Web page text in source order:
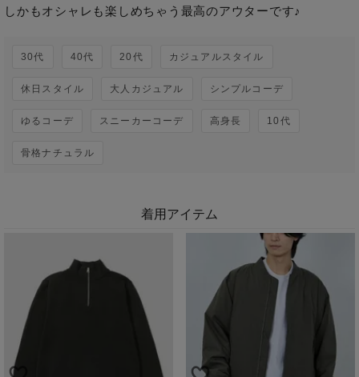
しかもオシャレも楽しめちゃう最高のアウターです♪
30代 40代 20代 カジュアルスタイル
休日スタイル 大人カジュアル シンプルコーデ
ゆるコーデ スニーカーコーデ 高身長 10代
骨格ナチュラル
着用アイテム